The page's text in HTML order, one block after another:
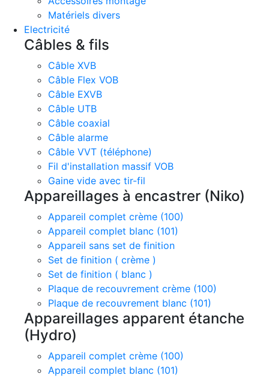
Matériels divers
Electricité
Câbles & fils
Câble XVB
Câble Flex VOB
Câble EXVB
Câble UTB
Câble coaxial
Câble alarme
Câble VVT (téléphone)
Fil d'installation massif VOB
Gaine vide avec tir-fil
Appareillages à encastrer (Niko)
Appareil complet crème (100)
Appareil complet blanc (101)
Appareil sans set de finition
Set de finition ( crème )
Set de finition ( blanc )
Plaque de recouvrement crème (100)
Plaque de recouvrement blanc (101)
Appareillages apparent étanche
(Hydro)
Appareil complet crème (100)
Appareil complet blanc (101)